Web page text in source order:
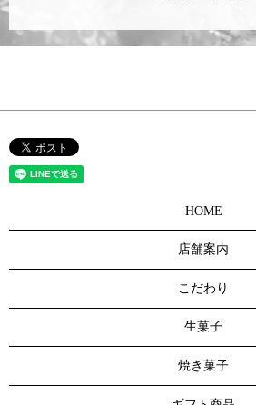
HOME
店舗案内
こだわり
生菓子
焼き菓子